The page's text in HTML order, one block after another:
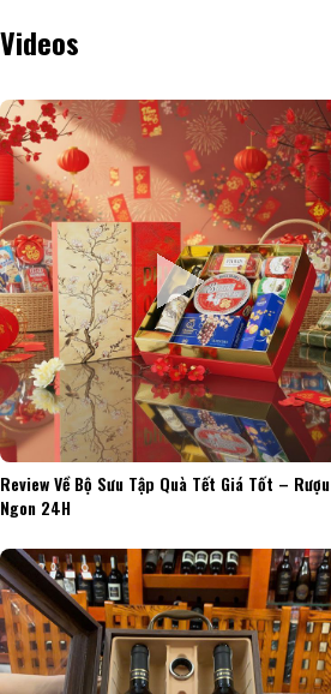
Videos
Review Về Bộ Sưu Tập Quà Tết Giá Tốt – Rượu
Ngon 24H